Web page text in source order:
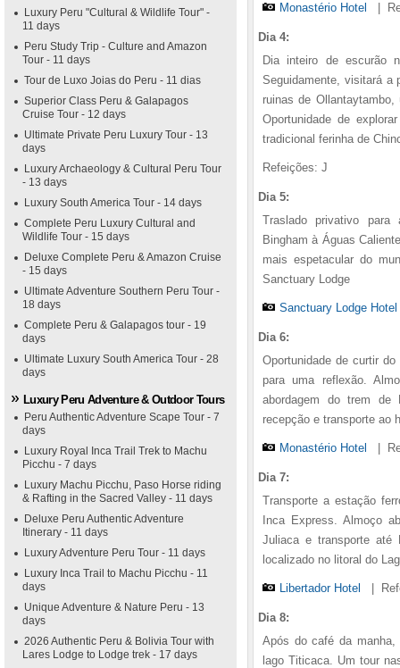
Luxury Peru "Cultural & Wildlife Tour" -
11 days
Peru Study Trip - Culture and Amazon
Tour - 11 days
Tour de Luxo Joias do Peru - 11 dias
Superior Class Peru & Galapagos
Cruise Tour - 12 days
Ultimate Private Peru Luxury Tour - 13
days
Luxury Archaeology & Cultural Peru Tour
- 13 days
Luxury South America Tour - 14 days
Complete Peru Luxury Cultural and
Wildlife Tour - 15 days
Deluxe Complete Peru & Amazon Cruise
- 15 days
Ultimate Adventure Southern Peru Tour -
18 days
Complete Peru & Galapagos tour - 19
days
Ultimate Luxury South America Tour - 28
days
Luxury Peru Adventure & Outdoor Tours
Peru Authentic Adventure Scape Tour - 7
days
Luxury Royal Inca Trail Trek to Machu
Picchu - 7 days
Luxury Machu Picchu, Paso Horse riding
& Rafting in the Sacred Valley - 11 days
Deluxe Peru Authentic Adventure
Itinerary - 11 days
Luxury Adventure Peru Tour - 11 days
Luxury Inca Trail to Machu Picchu - 11
days
Unique Adventure & Nature Peru - 13
days
2026 Authentic Peru & Bolivia Tour with
Lares Lodge to Lodge trek - 17 days
Monastério Hotel
Dia 4:
Dia inteiro de escurão
Seguidamente, visitará a
ruinas de
Oportunidade de
tradicional ferinha de
Refeições: J
Dia 5:
Traslado privativo
Bingham à Águas
mais espetacular do
Sanctuary Lodge
Sanctuary Lodge Hotel
Dia 6:
Oportunidade de curtir
para uma reflexão.
abordagem do trem de
recepção e transporte ao
Monastério Hotel
Dia 7:
Transporte a estação
Inca Express. Almoço
Juliaca e transporte até
localizado no litoral do
Libertador Hotel
Dia 8:
Após do café da
lago Titicaca. Um tour